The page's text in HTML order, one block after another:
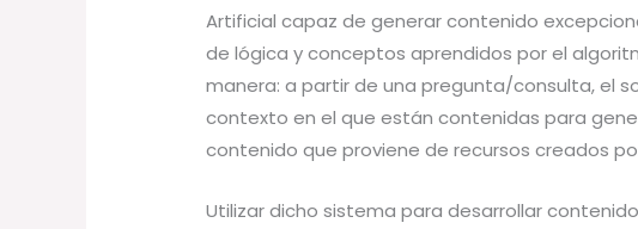
Artificial capaz de generar contenido
de lógica y conceptos aprendidos por el
manera: a partir de una pregunta/consulta, el
contexto en el que están contenidas para
contenido que proviene de recursos creados
Utilizar dicho sistema para desarrollar